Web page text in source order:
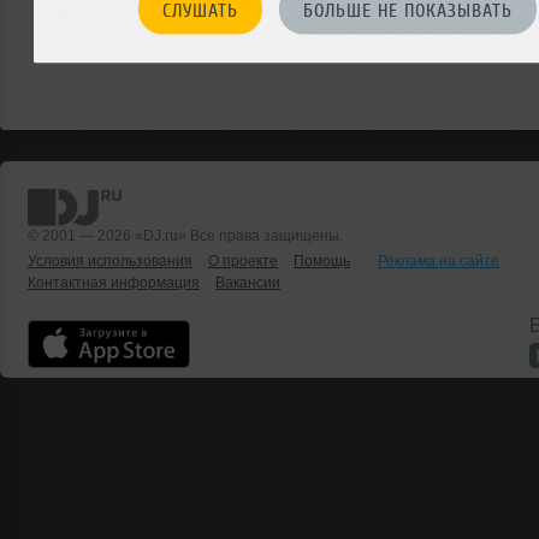
СЛУШАТЬ БОЛЬШЕ НЕ ПОКАЗЫВАТЬ
© 2001 — 2026 «DJ.ru» Все права защищены.
Условия использования
О проекте Помощь
Реклама на сайте
Контактная информация
Вакансии